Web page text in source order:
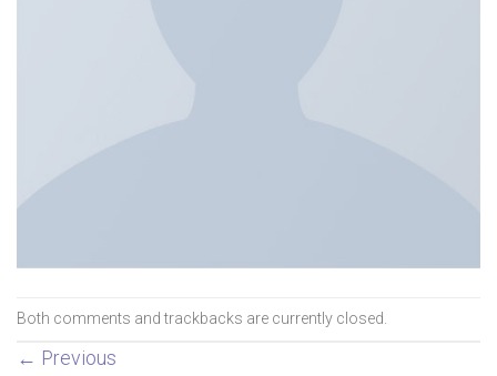
Both comments and trackbacks are currently closed.
← Previous